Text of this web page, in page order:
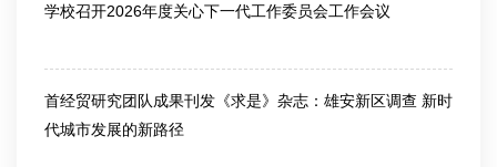
学校召开2026年度关心下一代工作委员会工作会议
首经贸研究团队成果刊发《求是》杂志：雄安新区调查 新时
代城市发展的新路径